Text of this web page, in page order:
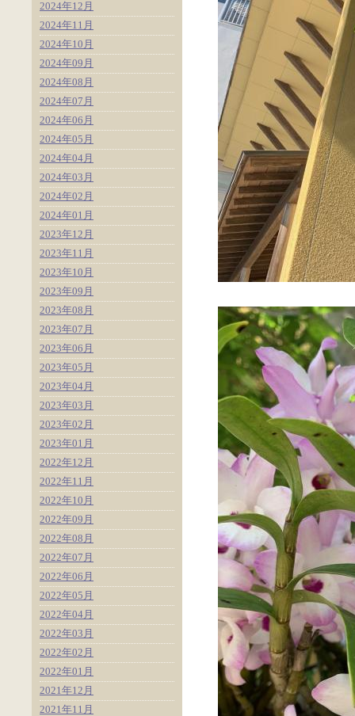
2024年12月
2024年11月
2024年10月
2024年09月
2024年08月
2024年07月
2024年06月
2024年05月
2024年04月
2024年03月
2024年02月
2024年01月
2023年12月
2023年11月
2023年10月
2023年09月
2023年08月
2023年07月
2023年06月
2023年05月
2023年04月
2023年03月
2023年02月
2023年01月
2022年12月
2022年11月
2022年10月
2022年09月
2022年08月
2022年07月
2022年06月
2022年05月
2022年04月
2022年03月
2022年02月
2022年01月
2021年12月
2021年11月